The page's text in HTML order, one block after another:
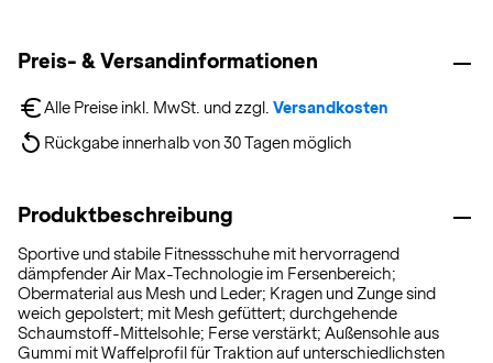
Preis- & Versandinformationen
Alle Preise inkl. MwSt. und zzgl. Versandkosten
Rückgabe innerhalb von 30 Tagen möglich
Produktbeschreibung
Sportive und stabile Fitnessschuhe mit hervorragend
dämpfender Air Max-Technologie im Fersenbereich;
Obermaterial aus Mesh und Leder; Kragen und Zunge sind
weich gepolstert; mit Mesh gefüttert; durchgehende
Schaumstoff-Mittelsohle; Ferse verstärkt; Außensohle aus
Gummi mit Waffelprofil für Traktion auf unterschiedlichsten